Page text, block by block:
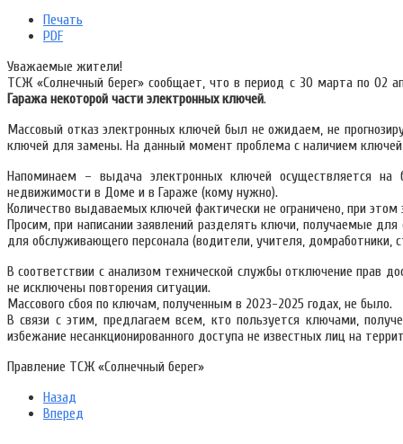
Печать
PDF
Уважаемые жители!
ТСЖ «Солнечный берег» сообщает, что в период с 30 марта по 02
Гаража некоторой части электронных ключей.
Массовый отказ электронных ключей был не ожидаем, не
ключей для замены. На данный момент проблема с наличием
Напоминаем – выдача электронных ключей осуществляется на
недвижимости в Доме и в Гараже (кому нужно).
Количество выдаваемых ключей фактически не ограничено, при
Просим, при написании заявлений разделять ключи, получаемые
для обслуживающего персонала (водители, учителя, домработники,
В соответствии с анализом технической службы отключение прав
не исключены повторения ситуации.
Массового сбоя по ключам, полученным в 2023-2025 годах, не было.
В связи с этим, предлагаем всем, кто пользуется ключами,
избежание несанкционированного доступа не известных лиц на
Правление ТСЖ «Солнечный берег»
Назад
Вперед